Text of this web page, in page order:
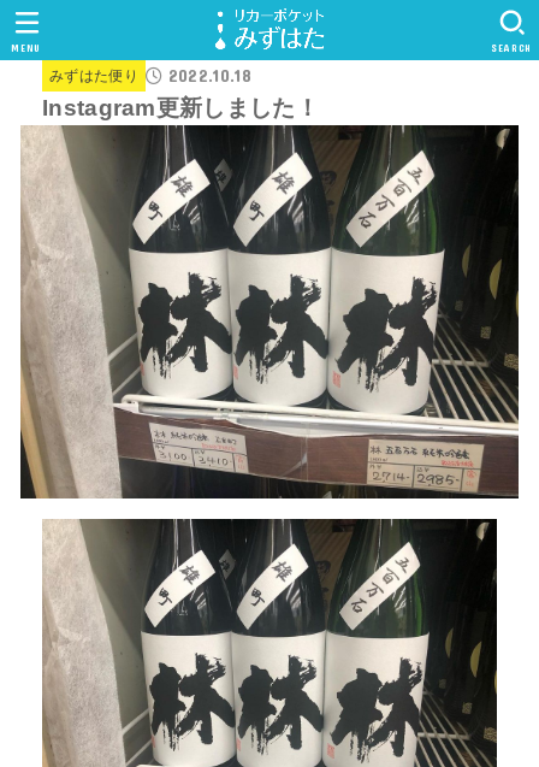
SEARCH
MENU
みずはた便り 2022.10.18
Instagram更新しました！